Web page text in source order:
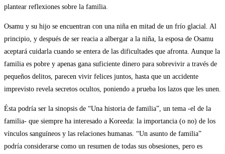
plantear reflexiones sobre la familia.
Osamu y su hijo se encuentran con una niña en mitad de un frío glacial. Al
principio, y después de ser reacia a albergar a la niña, la esposa de Osamu
aceptará cuidarla cuando se entera de las dificultades que afronta. Aunque la
familia es pobre y apenas gana suficiente dinero para sobrevivir a través de
pequeños delitos, parecen vivir felices juntos, hasta que un accidente
imprevisto revela secretos ocultos, poniendo a prueba los lazos que les unen.
Ésta podría ser la sinopsis de “Una historia de familia”, un tema -el de la
familia- que siempre ha interesado a Koreeda: la importancia (o no) de los
vínculos sanguíneos y las relaciones humanas. “Un asunto de familia”
podría considerarse como un resumen de todas sus obsesiones, pero es